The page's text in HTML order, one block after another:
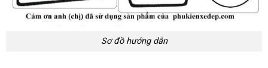
Sơ đồ hướng dẫn